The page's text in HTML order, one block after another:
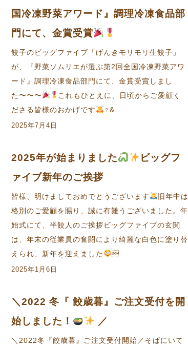
国冷凍野菜アワード』調理冷凍食品部
門にて、金賞受賞
餃子のビッグファイブ「げんきモリモリ生餃子」
が、『野菜ソムリエが選ぶ第2回全国冷凍野菜アワ
ード』調理冷凍食品部門にて、金賞受賞しまし
た〜〜〜
これもひとえに、日頃からご愛顧く
ださる皆様のおかげです
‍♀&…
2025年7月4日
2025年が始まりました
ビッグフ
ァイブ新年のご挨拶
皆様、明けましておめでとうございます
旧年中は
格別のご愛顧を賜り、誠に有難うございました。年
始式にて、半餃人のご挨拶ビッグファイブの玄関
は、年末の従業員の奮闘により綺麗な白色に塗り替
えられ、新年を迎えました
…
2025年1月6日
＼2022 冬『 餃歳暮』ご注文受付を開
始しました！
／
＼2022冬『餃歳暮』ご注文受付開始／そばにいて